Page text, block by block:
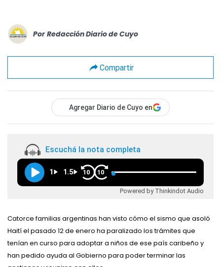
Por Redacción Diario de Cuyo
Compartir
Agregar Diario de Cuyo en
Escuchá la nota completa
1 1.5 10 10
Powered by Thinkindot Audio
Catorce familias argentinas han visto cómo el sismo que asoló
Haití el pasado 12 de enero ha paralizado los trámites que
tenían en curso para adoptar a niños de ese país caribeño y
han pedido ayuda al Gobierno para poder terminar las